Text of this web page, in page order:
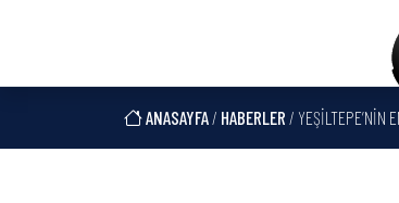
ANASAYFA/ HABERLER / YEŞİLTEPE’NİN